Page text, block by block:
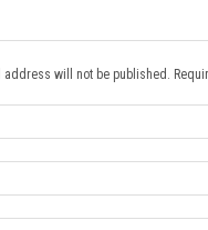
address will not be published.